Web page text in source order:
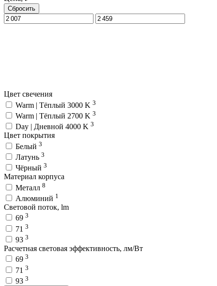
Сбросить
Цвет свечения
Warm | Тёплый 3000 K 3
Warm | Тёплый 2700 K 3
Day | Дневной 4000 K 3
Цвет покрытия
Белый 3
Латунь 3
Чёрный 3
Материал корпуса
Металл 8
Алюминий 1
Световой поток, lm
69 3
71 3
93 3
Расчетная световая эффективность, лм/Вт
69 3
71 3
93 3